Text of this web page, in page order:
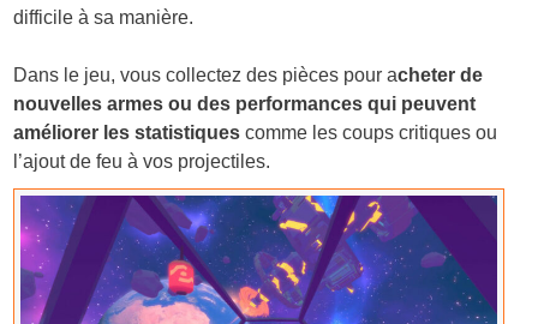
difficile à sa manière.
Dans le jeu, vous collectez des pièces pour acheter de
nouvelles armes ou des performances qui peuvent
améliorer les statistiques comme les coups critiques ou
l’ajout de feu à vos projectiles.